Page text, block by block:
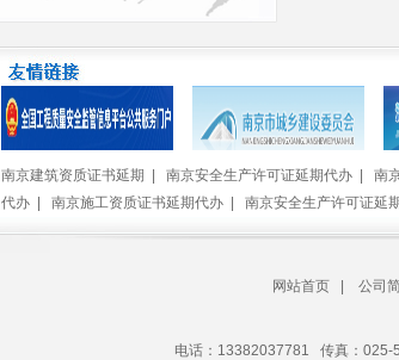
南京建筑资质证书延期 南京安全生产许可证延期代办 南
代办
南京施工资质证书延期代办 南京安全生产许可证延期
网站首页 公司
电话：13382037781 传真：